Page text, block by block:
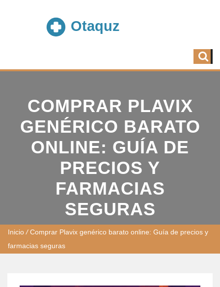
COMPRAR PLAVIX
GENÉRICO BARATO
ONLINE: GUÍA DE
PRECIOS Y
FARMACIAS
SEGURAS
Inicio /Comprar Plavix genérico barato online: Guía de precios y
farmacias seguras